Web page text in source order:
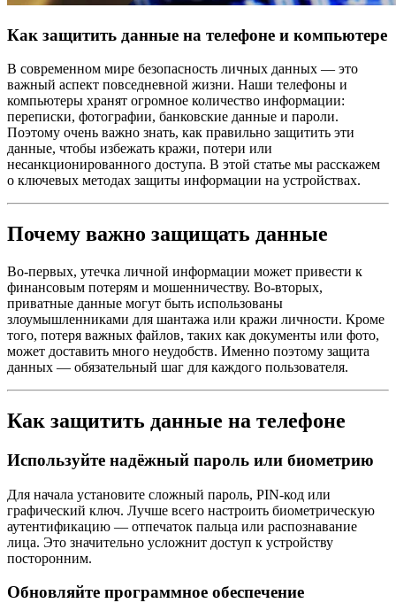
Как защитить данные на телефоне и компьютере
В современном мире безопасность личных данных — это
важный аспект повседневной жизни. Наши телефоны и
компьютеры хранят огромное количество информации:
переписки, фотографии, банковские данные и пароли.
Поэтому очень важно знать, как правильно защитить эти
данные, чтобы избежать кражи, потери или
несанкционированного доступа. В этой статье мы расскажем
о ключевых методах защиты информации на устройствах.
Почему важно защищать данные
Во-первых, утечка личной информации может привести к
финансовым потерям и мошенничеству. Во-вторых,
приватные данные могут быть использованы
злоумышленниками для шантажа или кражи личности. Кроме
того, потеря важных файлов, таких как документы или фото,
может доставить много неудобств. Именно поэтому защита
данных — обязательный шаг для каждого пользователя.
Как защитить данные на телефоне
Используйте надёжный пароль или биометрию
Для начала установите сложный пароль, PIN-код или
графический ключ. Лучше всего настроить биометрическую
аутентификацию — отпечаток пальца или распознавание
лица. Это значительно усложнит доступ к устройству
посторонним.
Обновляйте программное обеспечение